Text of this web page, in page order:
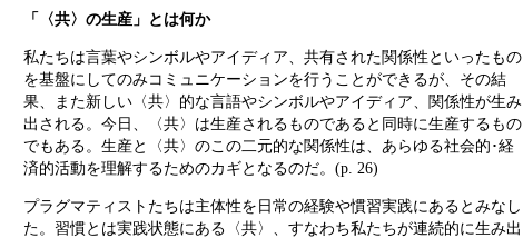
「〈共〉の生産」とは何か
私たちは言葉やシンボルやアイディア、共有された関係性といったもの
を基盤にしてのみコミュニケーションを行うことができるが、その結
果、また新しい〈共〉的な言語やシンボルやアイディア、関係性が生み
出される。今日、〈共〉は生産されるものであると同時に生産するもの
でもある。生産と〈共〉のこの二元的な関係性は、あらゆる社会的･経
済的活動を理解するためのカギとなるのだ。(p. 26)
プラグマティストたちは主体性を日常の経験や慣習実践にあるとみなし
た。習慣とは実践状態にある〈共〉、すなわち私たちが連続的に生み出